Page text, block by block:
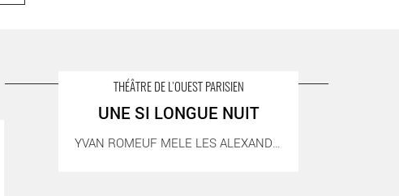
THÉÂTRE DE L’OUEST PARISIEN
UNE SI LONGUE NUIT
YVAN ROMEUF MELE LES ALEXANDRINS DE RACINE ET [...]